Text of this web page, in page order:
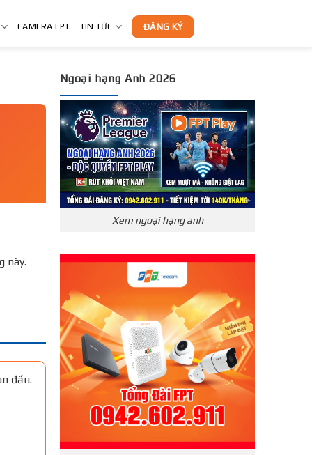
CAMERA FPT TIN TỨC ĐĂNG KÝ
này.
đầu.
Ngoại hạng Anh 2026
Xem ngoại hạng anh